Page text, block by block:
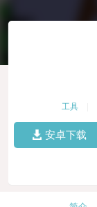
工具
安卓下载